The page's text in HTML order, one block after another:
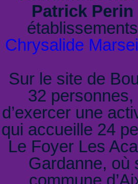
Patrick Perin
Chrysalide
Sur le site de
32
d’exercer une
qui accueille 24
Le Foyer Les
Gardanne, où
commune